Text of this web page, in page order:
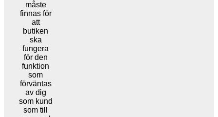
måste
finnas för
att
butiken
ska
fungera
för den
funktion
som
förväntas
av dig
som kund
som till